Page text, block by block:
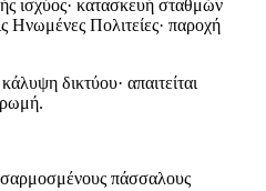
ισχύος· κατασκευή σταθμών
Ηνωμένες Πολιτείες· παροχή
δικτύου· απαιτείται
πάσσαλους